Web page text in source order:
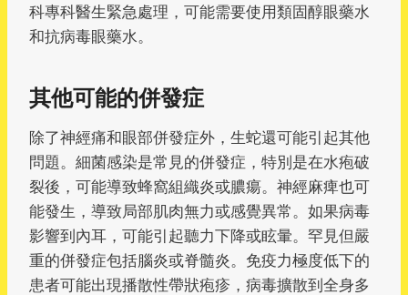
科專科醫生緊急處理，可能需要使用類固醇眼藥水
和抗病毒眼藥水。
其他可能的併發症
除了神經痛和眼部併發症外，生蛇還可能引起其他
問題。細菌感染是常見的併發症，特別是在水疱破
裂後，可能導致蜂窩組織炎或膿瘍。神經麻痺也可
能發生，導致局部肌肉無力或感覺異常。如果病毒
影響到內耳，可能引起聽力下降或眩暈。罕見但嚴
重的併發症包括腦炎或脊髓炎。免疫力極度低下的
患者可能出現播散性帶狀疱疹，病毒擴散到全身多